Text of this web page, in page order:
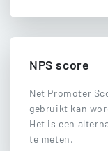
NPS score
Net Promoter
gebruikt kan
Het is een
te meten.